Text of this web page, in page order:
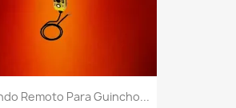
Remoto Para Guincho...